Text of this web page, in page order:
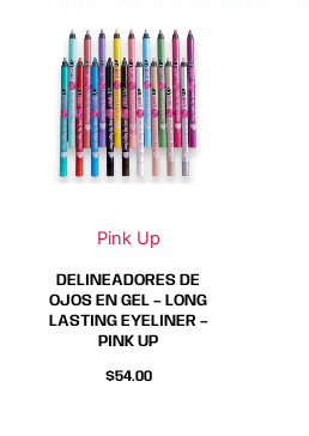
Pink Up
producto
tiene
múltiples
variantes.
Las
opciones
pueden
elegir
en
la
de
DELINEADORES DE
OJOS EN GEL – LONG
LASTING EYELINER –
PINK UP
$54.00
producto
tiene
múltiples
variantes.
Las
opciones
pueden
elegir
en
la
de